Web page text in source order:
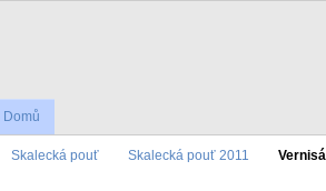
Domů
Skalecká pouť Skalecká pouť 2011